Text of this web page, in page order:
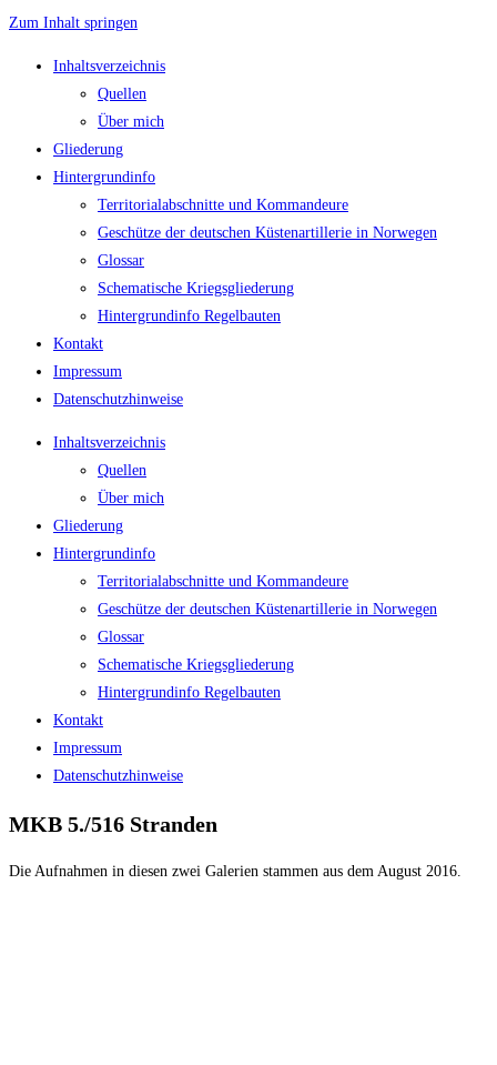
Zum Inhalt springen
Inhaltsverzeichnis
Quellen
Über mich
Gliederung
Hintergrundinfo
Territorialabschnitte und Kommandeure
Geschütze der deutschen Küstenartillerie in Norwegen
Glossar
Schematische Kriegsgliederung
Hintergrundinfo Regelbauten
Kontakt
Impressum
Datenschutzhinweise
Inhaltsverzeichnis
Quellen
Über mich
Gliederung
Hintergrundinfo
Territorialabschnitte und Kommandeure
Geschütze der deutschen Küstenartillerie in Norwegen
Glossar
Schematische Kriegsgliederung
Hintergrundinfo Regelbauten
Kontakt
Impressum
Datenschutzhinweise
MKB 5./516 Stranden
Die Aufnahmen in diesen zwei Galerien stammen aus dem August 2016.